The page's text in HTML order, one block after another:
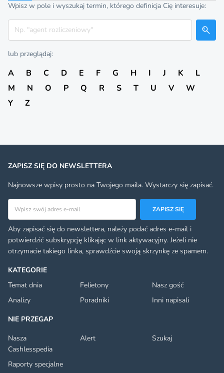
Wpisz w pole i wyszukaj termin, którego definicja Cię interesuje:
Szukaj
lub przeglądaj:
A B C D E F G H I J K
L
M
N O P Q R S T U V
W
Y
Z
KATEGORIE
Temat dnia
Felietony
Nasz gość
Analizy
Poradniki
Inni napisali
NIE PRZEGAP
Nasza
Cashlesspedia
Alert Szukaj
Raporty specjalne
ZAPISZ SIĘ DO NEWSLETTERA
Najnowsze wpisy prosto na Twojego maila. Wystarczy się zapisać.
Adres email
ZAPISZ SIĘ
Aby zapisać się do newslettera, należy podać adres e-mail i
potwierdzić subskrypcję klikając w link aktywacyjny. Jeżeli nie
otrzymacie takiego linka, sprawdźcie swoją skrzynkę ze spamem.